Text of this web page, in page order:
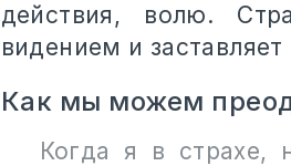
действия, волю.
видением и заставляет
Как мы можем
Когда я в страхе,